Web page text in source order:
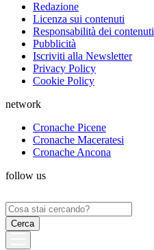
Redazione
Licenza sui contenuti
Responsabilità dei contenuti
Pubblicità
Iscriviti alla Newsletter
Privacy Policy
Cookie Policy
network
Cronache Picene
Cronache Maceratesi
Cronache Ancona
follow us
Ricerca
per: